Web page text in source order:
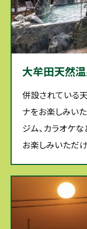
大牟田天然温
併設されている
ナをお楽しみい
ジム、カラオケ
お楽しみいただけ